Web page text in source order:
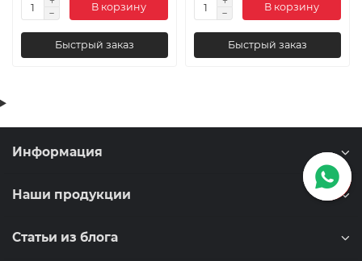
В корзину
Быстрый заказ
В корзину
Быстрый заказ
Информация
Наши продукции
Статьи из блога